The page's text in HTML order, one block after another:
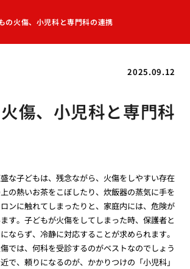
の火傷、小児科と専門科の連携
2025.09.12
傷、小児科と専門科
な子どもは、残念ながら、火傷をしやすい存在
の熱いお茶をこぼしたり、炊飯器の蒸気に手を
ンに触れてしまったりと、家庭内には、危険が
す。子どもが火傷をしてしまった時、保護者と
ならず、冷静に対応することが求められます。
では、何科を受診するのがベストなのでしょう
で、頼りになるのが、かかりつけの「小児科」